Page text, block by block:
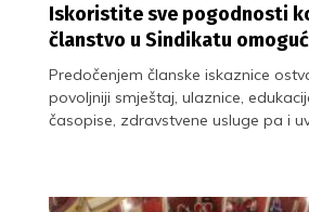
Iskoristite sve pogodnosti
članstvo u Sindikatu
Predočenjem članske iskaznice
povoljniji smještaj, ulaznice,
časopise, zdravstvene usluge pa i